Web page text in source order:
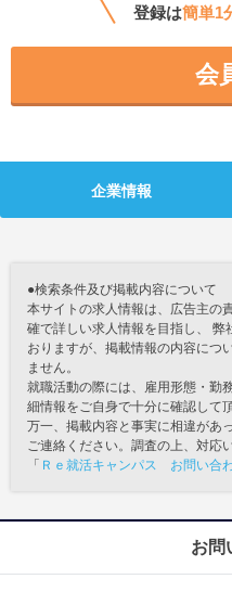
登録は簡単1
会
企業情報
●検索条件及び掲載内容について
本サイトの求人情報は、広告主の
確で詳しい求人情報を目指し、
おりますが、掲載情報の内容につ
ません。
就職活動の際には、雇用形態・勤
細情報をご自身で十分に確認して
万一、掲載内容と事実に相違があ
ご連絡ください。調査の上、対応
「 Ｒｅ就活キャンパス お問い合
お問